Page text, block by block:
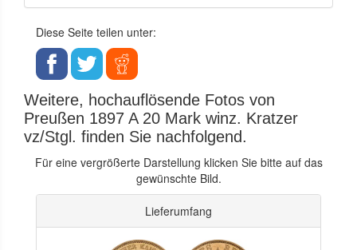
Diese Seite teilen unter:
Weitere, hochauflösende Fotos von
Preußen 1897 A 20 Mark winz. Kratzer
vz/Stgl. finden Sie nachfolgend.
Für eine vergrößerte Darstellung klicken Sie bitte auf das
gewünschte Bild.
Lieferumfang